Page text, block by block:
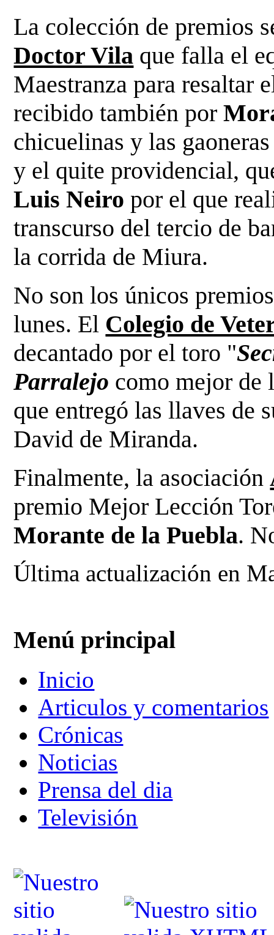
La colección de premios
Doctor Vila que falla el
Maestranza para resaltar
recibido también por
chicuelinas y las
y el quite providencial,
Luis Neiro por el que
transcurso del tercio de
la corrida de Miura.
No son los únicos
lunes. El Colegio de
decantado por el toro "
Parralejo como mejor de
que entregó las llaves de
David de Miranda.
Finalmente, la asociación
premio Mejor Lección
Morante de la Puebla.
Última actualización en
Menú principal
Inicio
Articulos y comentarios
Crónicas
Noticias
Prensa del dia
Televisión